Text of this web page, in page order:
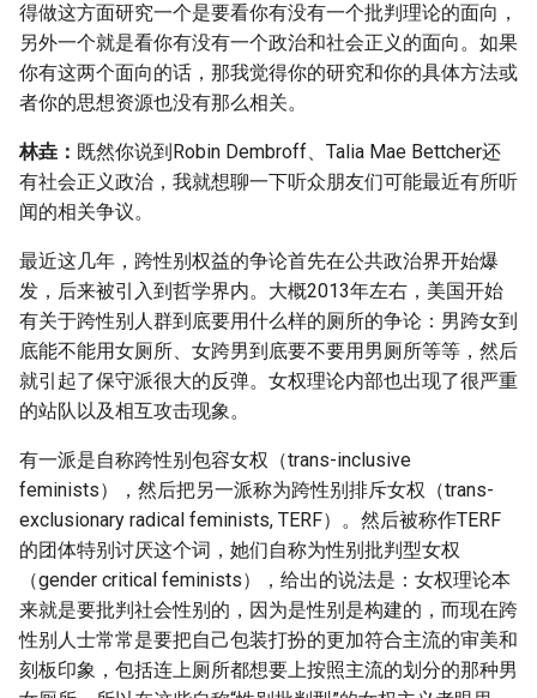
得做这方面研究一个是要看你有没有一个批判理论的面向，
另外一个就是看你有没有一个政治和社会正义的面向。如果
你有这两个面向的话，那我觉得你的研究和你的具体方法或
者你的思想资源也没有那么相关。
林垚： 既然你说到Robin Dembroff、Talia Mae Bettcher还
有社会正义政治，我就想聊一下听众朋友们可能最近有所听
闻的相关争议。
最近这几年，跨性别权益的争论首先在公共政治界开始爆
发，后来被引入到哲学界内。大概2013年左右，美国开始
有关于跨性别人群到底要用什么样的厕所的争论：男跨女到
底能不能用女厕所、女跨男到底要不要用男厕所等等，然后
就引起了保守派很大的反弹。女权理论内部也出现了很严重
的站队以及相互攻击现象。
有一派是自称跨性别包容女权（trans-inclusive
feminists），然后把另一派称为跨性别排斥女权（trans-
exclusionary radical feminists, TERF）。然后被称作TERF
的团体特别讨厌这个词，她们自称为性别批判型女权
（gender critical feminists），给出的说法是：女权理论本
来就是要批判社会性别的，因为是性别是构建的，而现在跨
性别人士常常是要把自己包装打扮的更加符合主流的审美和
刻板印象，包括连上厕所都想要上按照主流的划分的那种男